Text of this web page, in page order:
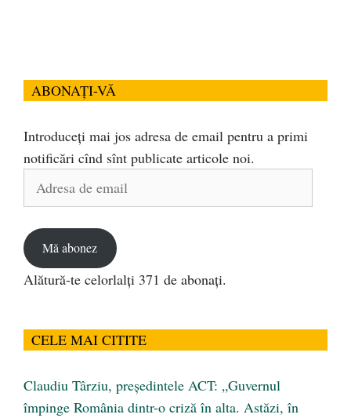
ABONAȚI-VĂ
Introduceți mai jos adresa de email pentru a primi
notificări cînd sînt publicate articole noi.
Mă abonez
Alătură-te celorlalți 371 de abonați.
CELE MAI CITITE
Claudiu Târziu, președintele ACT: „Guvernul
împinge România dintr-o criză în alta. Astăzi, în